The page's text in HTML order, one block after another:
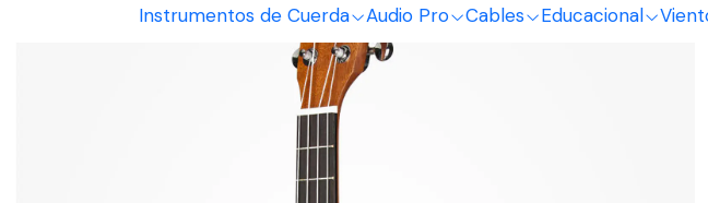
Instrumentos de Cuerda Audio Pro Cables Educacional